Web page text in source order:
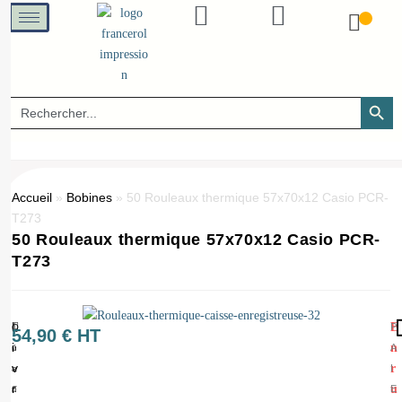
Search
for:
SEARCH
Accueil » Bobines » 50 Rouleaux thermique 57x70x12 Casio PCR-
T273
50 Rouleaux thermique 57x70x12 Casio PCR-
T273
Q
u
a
n
(
1
=
5
L
i
v
r
54,90€ HT
E
n
r
u
P
A
I
E